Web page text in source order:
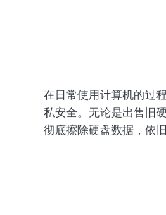
在日常使用计算机的过
私安全。无论是出售旧
彻底擦除硬盘数据，依